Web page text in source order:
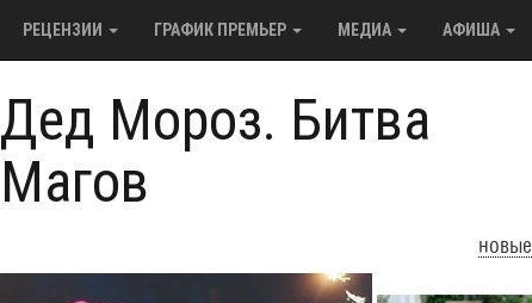
РЕЦЕНЗИИ ГРАФИК ПРЕМЬЕР МЕДИА АФИША
Дед Мороз. Битва
Магов
новые